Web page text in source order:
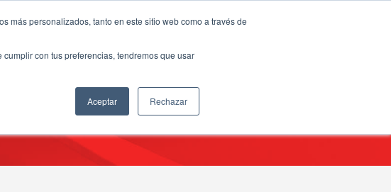
más personalizados, tanto en este sitio web como a través de
con tus preferencias, tendremos que usar
Aceptar Rechazar